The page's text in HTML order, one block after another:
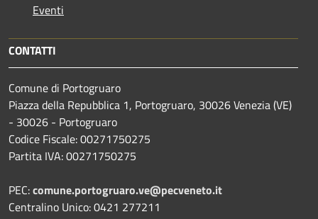
Eventi
CONTATTI
Comune di Portogruaro
Piazza della Repubblica 1, Portogruaro, 30026 Venezia (VE)
- 30026 - Portogruaro
Codice Fiscale: 00271750275
Partita IVA: 00271750275
PEC:comune.portogruaro.ve@pecveneto.it
Centralino Unico: 0421 277211